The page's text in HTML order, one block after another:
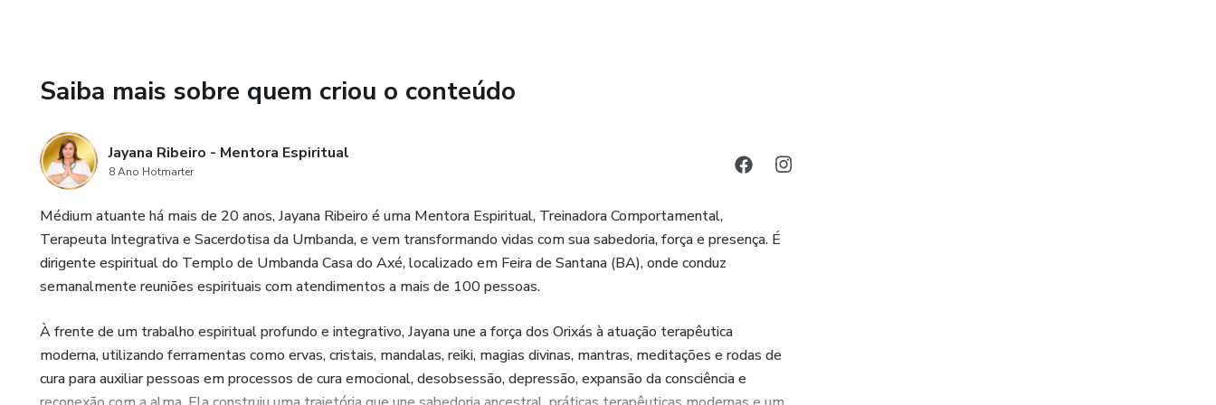
Saiba mais sobre quem criou o conteúdo
Jayana Ribeiro - Mentora Espiritual
8 Ano Hotmarter
Médium atuante há mais de 20 anos, Jayana Ribeiro é uma Mentora Espiritual, Treinadora Comportamental,
Terapeuta Integrativa e Sacerdotisa da Umbanda, e vem transformando vidas com sua sabedoria, força e presença. É
dirigente espiritual do Templo de Umbanda Casa do Axé, localizado em Feira de Santana (BA), onde conduz
semanalmente reuniões espirituais com atendimentos a mais de 100 pessoas.
À frente de um trabalho espiritual profundo e integrativo, Jayana une a força dos Orixás à atuação terapêutica
moderna, utilizando ferramentas como ervas, cristais, mandalas, reiki, magias divinas, mantras, meditações e rodas de
cura para auxiliar pessoas em processos de cura emocional, desobsessão, depressão, expansão da consciência e